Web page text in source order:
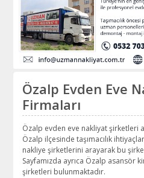
Özalp Evden Eve
Firmaları
Özalp evden eve nakliyat şirketleri
Özalp ilçesinde taşımacılık
nakliye şirketlerini arayarak bu
Sayfamızda ayrıca Özalp asansör
şirketleri bulunmaktadır.